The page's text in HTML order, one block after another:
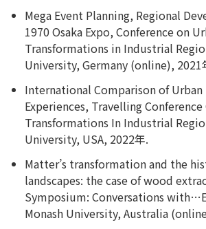
Mega Event Planning, Regional
1970 Osaka Expo, Conference on
Transformations in Industrial
University, Germany (online), 2021
International Comparison of
Experiences, Travelling Conference
Transformations In Industrial
University, USA, 2022年.
Matter’s transformation and the
landscapes: the case of wood
Symposium: Conversations
Monash University, Australia